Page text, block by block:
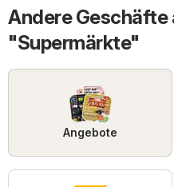
Andere Geschäfte
"Supermärkte"
Angebote